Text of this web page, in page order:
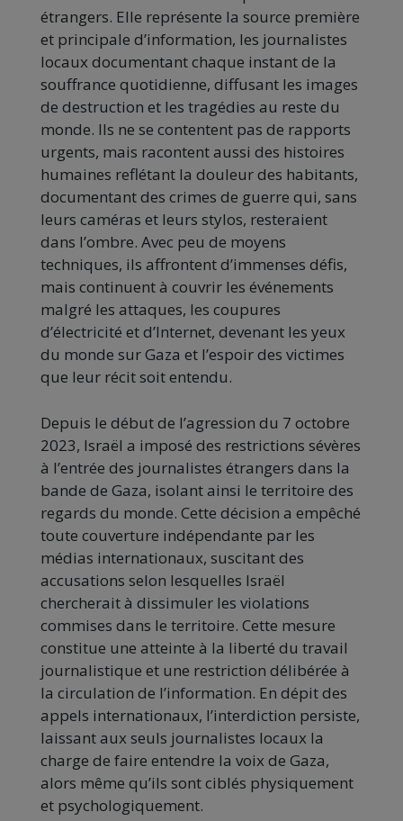
étrangers. Elle représente la source première
et principale d’information, les journalistes
locaux documentant chaque instant de la
souffrance quotidienne, diffusant les images
de destruction et les tragédies au reste du
monde. Ils ne se contentent pas de rapports
urgents, mais racontent aussi des histoires
humaines reflétant la douleur des habitants,
documentant des crimes de guerre qui, sans
leurs caméras et leurs stylos, resteraient
dans l’ombre. Avec peu de moyens
techniques, ils affrontent d’immenses défis,
mais continuent à couvrir les événements
malgré les attaques, les coupures
d’électricité et d’Internet, devenant les yeux
du monde sur Gaza et l’espoir des victimes
que leur récit soit entendu.
Depuis le début de l’agression du 7 octobre
2023, Israël a imposé des restrictions sévères
à l’entrée des journalistes étrangers dans la
bande de Gaza, isolant ainsi le territoire des
regards du monde. Cette décision a empêché
toute couverture indépendante par les
médias internationaux, suscitant des
accusations selon lesquelles Israël
chercherait à dissimuler les violations
commises dans le territoire. Cette mesure
constitue une atteinte à la liberté du travail
journalistique et une restriction délibérée à
la circulation de l’information. En dépit des
appels internationaux, l’interdiction persiste,
laissant aux seuls journalistes locaux la
charge de faire entendre la voix de Gaza,
alors même qu’ils sont ciblés physiquement
et psychologiquement.